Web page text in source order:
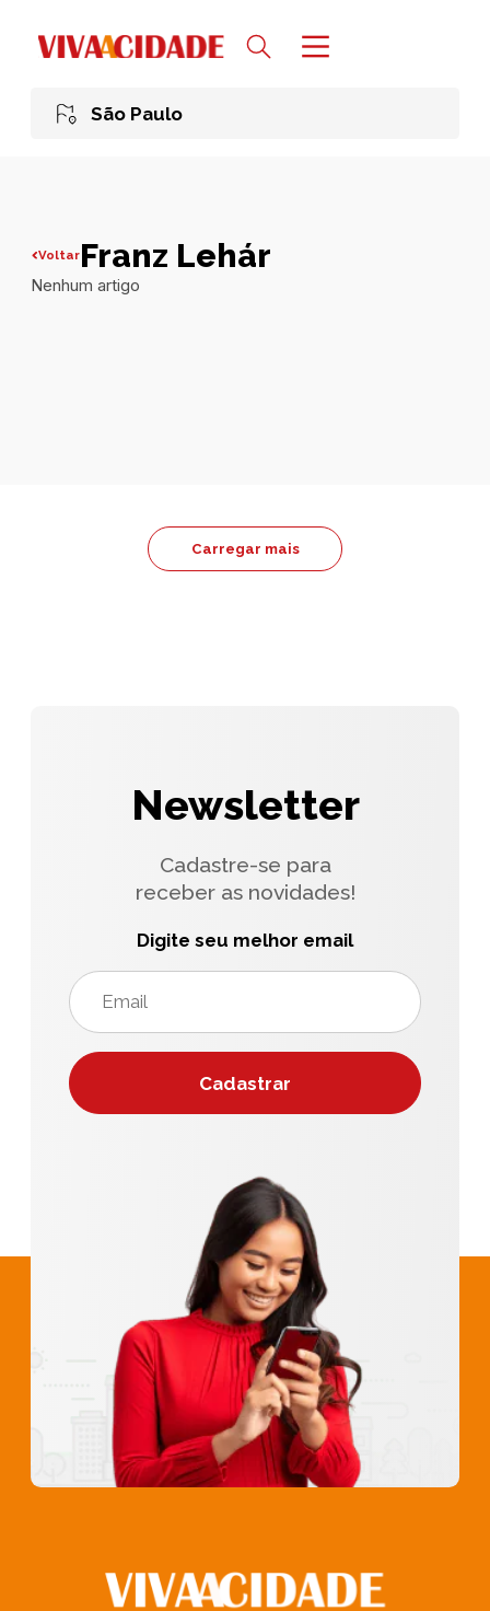
São Paulo
VoltarFranz Lehár
Nenhum artigo
Carregar mais
Newsletter
Cadastre-se para
receber as novidades!
Digite seu melhor email